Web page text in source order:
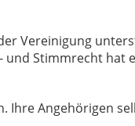
Vereinigung
und Stimmrecht hat
Ihre Angehörigen